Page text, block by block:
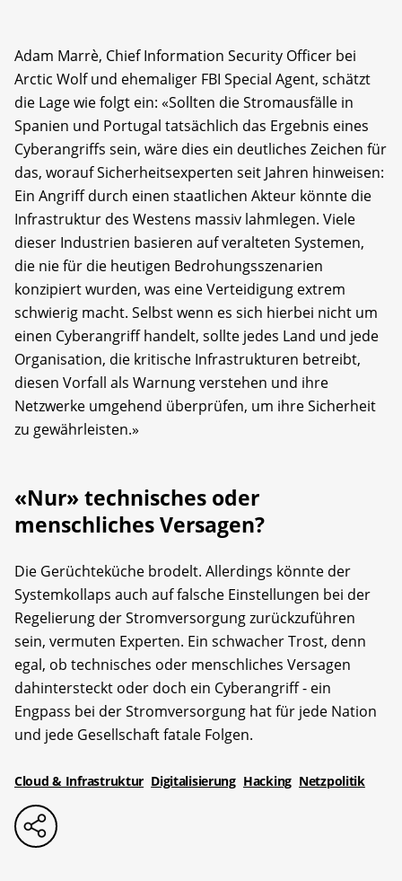
Adam Marrè, Chief Information Security Officer bei
Arctic Wolf und ehemaliger FBI Special Agent, schätzt
die Lage wie folgt ein: «Sollten die Stromausfälle in
Spanien und Portugal tatsächlich das Ergebnis eines
Cyberangriffs sein, wäre dies ein deutliches Zeichen für
das, worauf Sicherheitsexperten seit Jahren hinweisen:
Ein Angriff durch einen staatlichen Akteur könnte die
Infrastruktur des Westens massiv lahmlegen. Viele
dieser Industrien basieren auf veralteten Systemen,
die nie für die heutigen Bedrohungsszenarien
konzipiert wurden, was eine Verteidigung extrem
schwierig macht. Selbst wenn es sich hierbei nicht um
einen Cyberangriff handelt, sollte jedes Land und jede
Organisation, die kritische Infrastrukturen betreibt,
diesen Vorfall als Warnung verstehen und ihre
Netzwerke umgehend überprüfen, um ihre Sicherheit
zu gewährleisten.»
«Nur» technisches oder
menschliches Versagen?
Die Gerüchteküche brodelt. Allerdings könnte der
Systemkollaps auch auf falsche Einstellungen bei der
Regelierung der Stromversorgung zurückzuführen
sein, vermuten Experten. Ein schwacher Trost, denn
egal, ob technisches oder menschliches Versagen
dahintersteckt oder doch ein Cyberangriff - ein
Engpass bei der Stromversorgung hat für jede Nation
und jede Gesellschaft fatale Folgen.
Cloud & Infrastruktur Digitalisierung Hacking Netzpolitik